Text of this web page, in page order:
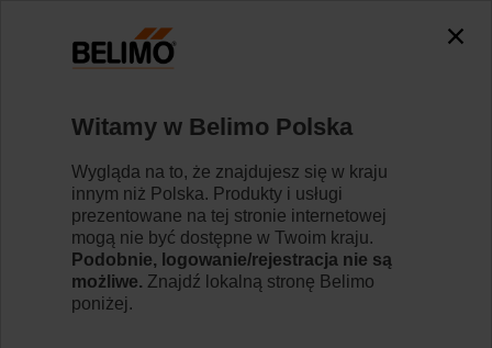
Z-ESCM
Wstecz do kategorii produktów
Witamy w Belimo Polska
Wygląda na to, że znajdujesz się w kraju
innym niż Polska. Produkty i usługi
prezentowane na tej stronie internetowej
mogą nie być dostępne w Twoim kraju.
Podobnie, logowanie/rejestracja nie są
możliwe. Znajdź lokalną stronę Belimo
poniżej.